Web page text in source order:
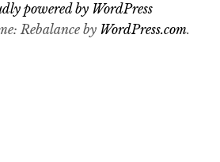
powered by WordPress
Rebalance by WordPress.com.